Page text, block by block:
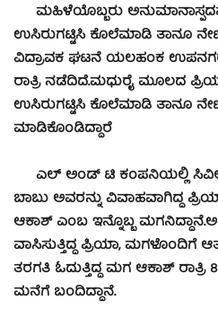
ಮಹಿಳೆಯೊಬ್ಬರು
ಉಸಿರುಗಟ್ಟಿಸಿ ಕೊಲೆಮಾಡಿ ತಾನೂ
ವಿದ್ರಾವಕ ಘಟನೆ ಯಲಹಂಕ
ರಾತ್ರಿ ನಡೆದಿದೆ.ಮಧುರೈ ಮೂಲದ ಪ್ರಿಯಾ
ಉಸಿರುಗಟ್ಟಿಸಿ ಕೊಲೆಮಾಡಿ ತಾನೂ
ಮಾಡಿಕೊಂಡಿದ್ದಾರೆ
ಎಲ್ ಅಂಡ್ ಟಿ ಕಂಪನಿಯಲ್ಲಿ
ಬಾಬು ಅವರನ್ನು ವಿವಾಹವಾಗಿದ್ದ
ಆಕಾಶ್ ಎಂಬ ಇನ್ನೊಬ್ಬ ಮಗನಿದ್ದಾನೆ.
ವಾಸಿಸುತ್ತಿದ್ದ ಪ್ರಿಯಾ, ಮಗಳೊಂದಿಗೆ
ತರಗತಿ ಓದುತ್ತಿದ್ದ ಮಗ ಆಕಾಶ್
ಮನೆಗೆ ಬಂದಿದ್ದಾನೆ.